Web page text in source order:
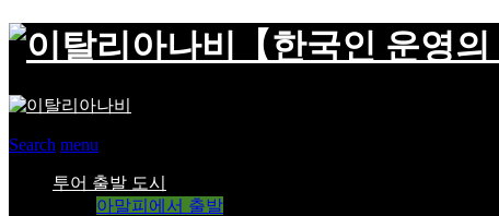
【한국인 운영
Search menu
투어 출발 도시
아말피에서 출발